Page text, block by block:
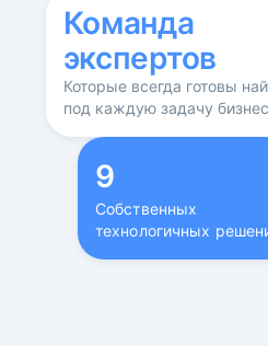
Команда
экспертов
Которые всегда готовы
под каждую задачу
9
Собственных
технологичных